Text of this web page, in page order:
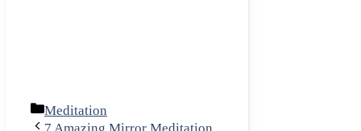
Categories
Meditation